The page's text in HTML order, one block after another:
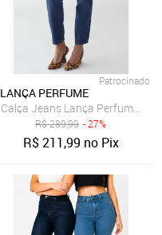
Patrocinado
LANÇA PERFUME
Calça Jeans Lança Perfume
R$289,99 - 27%
R$211,99 no Pix